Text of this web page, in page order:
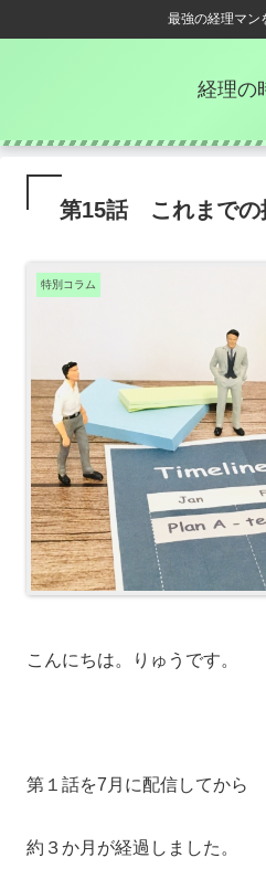
最強の経理マン
経理の
第15話 これまでの
特別コラム
こんにちは。りゅうです。
第１話を7月に配信してから
約３か月が経過しました。